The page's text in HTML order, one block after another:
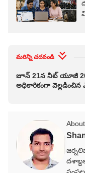
మరిన్ని చదవండి
జూన్ 21న నీట్ యూజీ
అధికారికంగా వెల్లడించిన